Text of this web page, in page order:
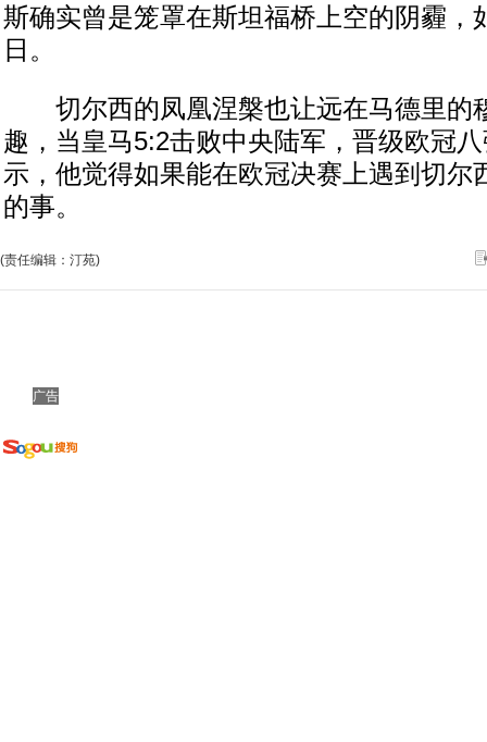
斯确实曾是笼罩在斯坦福桥上空的阴霾，
日。
切尔西的凤凰涅槃也让远在马德里的
趣，当皇马5:2击败中央陆军，晋级欧冠
示，他觉得如果能在欧冠决赛上遇到切尔
的事。
(责任编辑：汀苑)
广告